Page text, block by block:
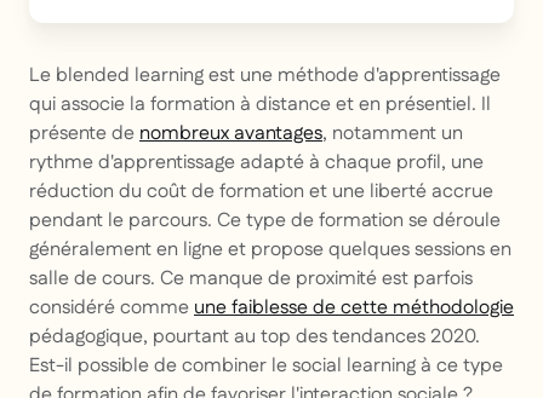
Le blended learning est une méthode d'apprentissage
qui associe la formation à distance et en présentiel. Il
présente denombreux avantages, notamment un
rythme d'apprentissage adapté à chaque profil, une
réduction du coût de formation et une liberté accrue
pendant le parcours. Ce type de formation se déroule
généralement en ligne et propose quelques sessions en
salle de cours. Ce manque de proximité est parfois
considéré commeune faiblesse de cette méthodologie
pédagogique, pourtant au top des tendances 2020.
Est-il possible de combiner le social learning à ce type